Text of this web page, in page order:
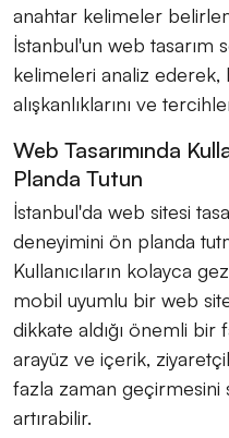
anahtar kelimeler
İstanbul'un web tasarım
kelimeleri analiz ederek,
alışkanlıklarını ve
Web Tasarımında
Planda Tutun
İstanbul'da web sitesi
deneyimini ön planda
Kullanıcıların kolayca
mobil uyumlu bir web
dikkate aldığı önemli bir
arayüz ve içerik,
fazla zaman geçirmesini
artırabilir.